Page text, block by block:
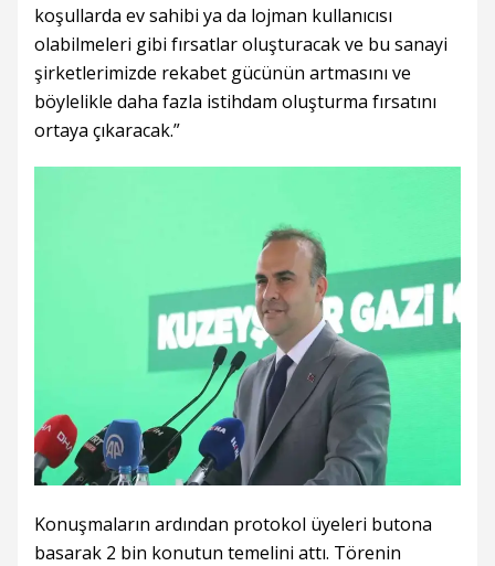
koşullarda ev sahibi ya da lojman kullanıcısı
olabilmeleri gibi fırsatlar oluşturacak ve bu sanayi
şirketlerimizde rekabet gücünün artmasını ve
böylelikle daha fazla istihdam oluşturma fırsatını
ortaya çıkaracak.”
Konuşmaların ardından protokol üyeleri butona
basarak 2 bin konutun temelini attı. Törenin